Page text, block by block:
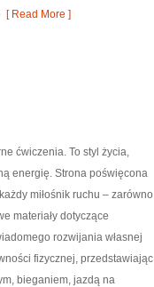
[ Read More ]
ćwiczenia. To styl życia,
energię. Strona poświęcona
miłośnik ruchu – zarówno
materiały dotyczące
rozwijania własnej
fizycznej, przedstawiając
bieganiem, jazdą na